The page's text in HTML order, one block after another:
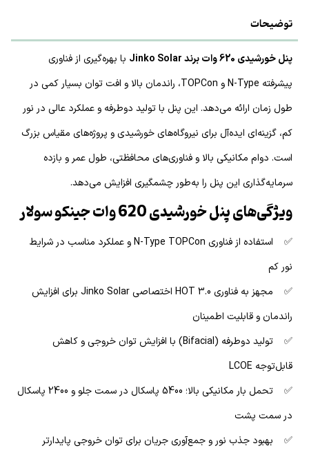
توضیحات
پنل خورشیدی 620 وات برند Jinko Solar
با بهره‌گیری از فناوری
پیشرفته N-Type و TOPCon، راندمان بالا و افت توان بسیار کمی در
طول زمان ارائه می‌دهد. این پنل با تولید دوطرفه و عملکرد عالی در نور
کم، گزینه‌ای ایده‌آل برای نیروگاه‌های خورشیدی و پروژه‌های مقیاس بزرگ
است. دوام مکانیکی بالا و فناوری‌های محافظتی، طول عمر و بازده
سرمایه‌گذاری این پنل را به‌طور چشمگیری افزایش می‌دهد.
ویژگی‌های پنل خورشیدی 620 وات جینکو سولار
✅ استفاده از فناوری N-Type TOPCon و عملکرد مناسب در شرایط
نور کم
✅ مجهز به فناوری HOT 3.0 اختصاصی Jinko Solar برای افزایش
راندمان و قابلیت اطمینان
✅ تولید دوطرفه (Bifacial) با افزایش توان خروجی و کاهش
قابل‌توجه LCOE
✅ تحمل بار مکانیکی بالا؛ 5400 پاسکال در سمت جلو و 2400 پاسکال
در سمت پشت
✅ بهبود جذب نور و جمع‌آوری جریان برای توان خروجی پایدارتر